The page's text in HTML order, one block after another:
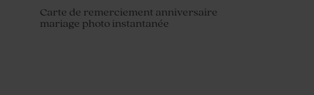
Carte de remerciement anniversaire
mariage photo instantanée